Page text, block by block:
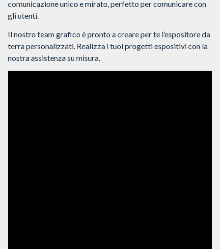
comunicazione unico e mirato, perfetto per comunicare con
gli utenti.
Il nostro team grafico è pronto a creare per te l’espositore da
terra personalizzati. Realizza i tuoi progetti espositivi con la
nostra assistenza su misura.